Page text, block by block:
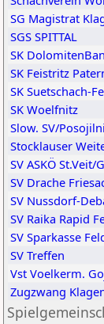
SG Magistrat
SGS SPITTAL
SK
SK Feistritz
SK Suetschach-
SK Woelfnitz
Slow. SV/
Stocklauser
SV ASKÖ St.Veit/
SV Drache
SV Nussdorf-
SV Raika Rapid
SV Sparkasse
SV Treffen
Vst Voelkerm.
Zugzwang